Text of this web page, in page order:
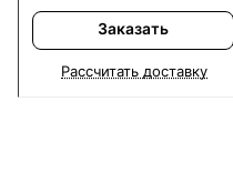
Заказать
Рассчитать доставку